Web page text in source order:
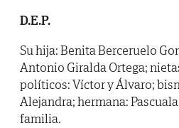
D.E.P.
Su hija: Benita Berceruelo
Antonio Giralda Ortega;
políticos: Víctor y Álvaro;
Alejandra; hermana:
familia.